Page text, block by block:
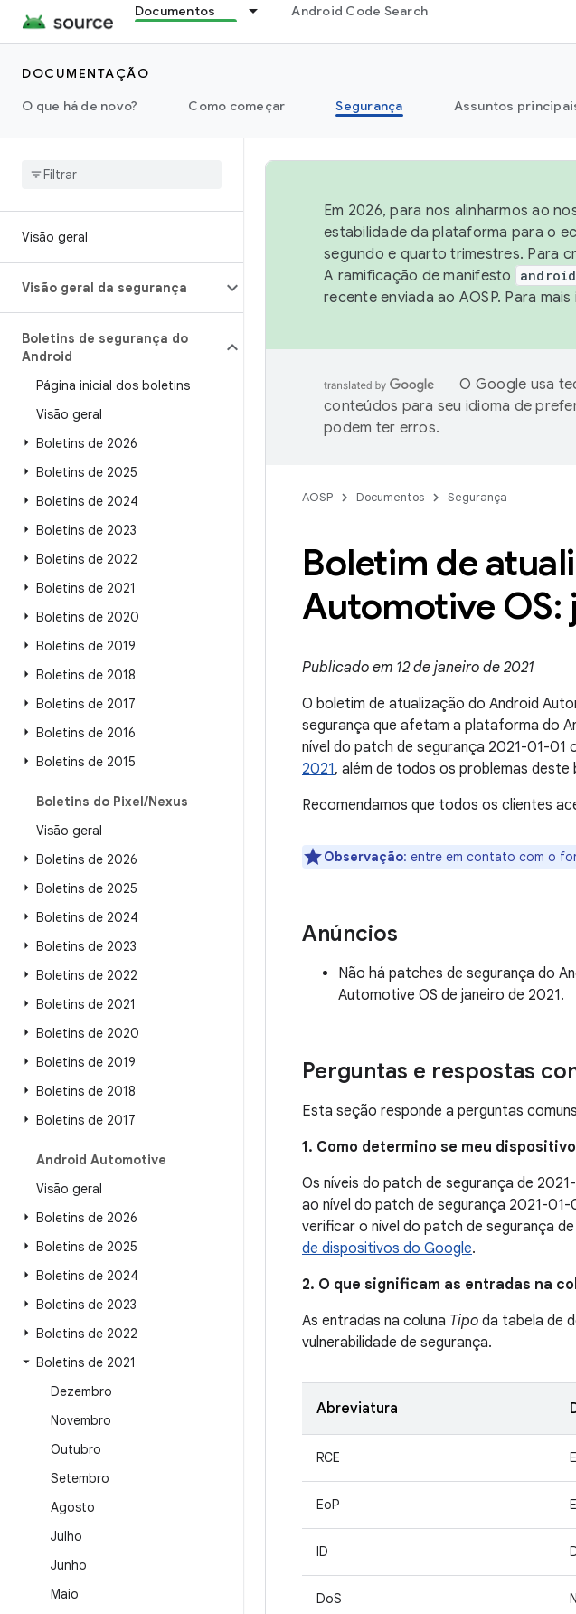
Documentos Android Code Search
DOCUMENTAÇÃO
O que há de novo?
Como começar Segurança Assuntos
Visão geral
Visão geral da segurança
Boletins de segurança do
Android
Página inicial dos boletins
Visão geral
Boletins de 2026
Boletins de 2025
Boletins de 2024
Boletins de 2023
Boletins de 2022
Boletins de 2021
Boletins de 2020
Boletins de 2019
Boletins de 2018
Boletins de 2017
Boletins de 2016
Boletins de 2015
Boletins do Pixel/Nexus
Visão geral
Boletins de 2026
Boletins de 2025
Boletins de 2024
Boletins de 2023
Boletins de 2022
Boletins de 2021
Boletins de 2020
Boletins de 2019
Boletins de 2018
Boletins de 2017
Android Automotive
Visão geral
Boletins de 2026
Boletins de 2025
Boletins de 2024
Boletins de 2023
Boletins de 2022
Boletins de 2021
Dezembro
Novembro
Outubro
Setembro
Agosto
Julho
Junho
Maio
Em 2026, para nos alinharmos ao
estabilidade da plataforma para o
segundo e quarto trimestres. Para
A ramificação de manifesto
recente enviada ao AOSP. Para
O Google usa
conteúdos para seu idioma de
podem ter erros.
AOSP Documentos Segurança
Boletim de
Automotive OS:
Publicado em 12 de janeiro de 2021
O boletim de atualização do Android
segurança que afetam a plataforma do
nível do patch de segurança 2021-01-01
2021, além de todos os problemas deste
Recomendamos que todos os clientes
Observação: entre em contato com o
Anúncios
Não há patches de segurança do
Automotive OS de janeiro de 2021.
Perguntas e respostas
Esta seção responde a perguntas
1. Como determino se meu
Os níveis do patch de segurança de
ao nível do patch de segurança 2021-
verificar o nível do patch de segurança
de dispositivos do Google.
2. O que significam as entradas na
As entradas na coluna Tipo da tabela de
vulnerabilidade de segurança.
Abreviatura
RCE
EoP
ID
DoS